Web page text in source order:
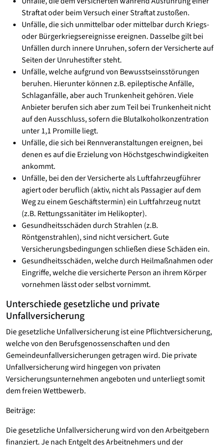
Straftat oder beim Versuch einer Straftat zustoßen.
Unfälle, die sich unmittelbar oder mittelbar durch Kriegs-
oder Bürgerkriegsereignisse ereignen. Dasselbe gilt bei
Unfällen durch innere Unruhen, sofern der Versicherte auf
Seiten der Unruhestifter steht.
Unfälle, welche aufgrund von Bewusstseinsstörungen
beruhen. Hierunter können z.B. epileptische Anfälle,
Schlaganfälle, aber auch Trunkenheit gehören. Viele
Anbieter berufen sich aber zum Teil bei Trunkenheit nicht
auf den Ausschluss, sofern die Blutalkoholkonzentration
unter 1,1 Promille liegt.
Unfälle, die sich bei Rennveranstaltungen ereignen, bei
denen es auf die Erzielung von Höchstgeschwindigkeiten
ankommt.
Unfälle, bei den der Versicherte als Luftfahrzeugführer
agiert oder beruflich (aktiv, nicht als Passagier auf dem
Weg zu einem Geschäftstermin) ein Luftfahrzeug nutzt
(z.B. Rettungssanitäter im Helikopter).
Gesundheitsschäden durch Strahlen (z.B.
Röntgenstrahlen), sind nicht versichert. Gute
Versicherungsbedingungen schließen diese Schäden ein.
Gesundheitsschäden, welche durch Heilmaßnahmen oder
Eingriffe, welche die versicherte Person an ihrem Körper
vornehmen lässt oder selbst vornimmt.
Unterschiede gesetzliche und private
Unfallversicherung
Die gesetzliche Unfallversicherung ist eine Pflichtversicherung,
welche von den Berufsgenossenschaften und den
Gemeindeunfallversicherungen getragen wird. Die private
Unfallversicherung wird hingegen von privaten
Versicherungsunternehmen angeboten und unterliegt somit
dem freien Wettbewerb.
Beiträge:
Die gesetzliche Unfallversicherung wird von den Arbeitgebern
finanziert. Je nach Entgelt des Arbeitnehmers und der